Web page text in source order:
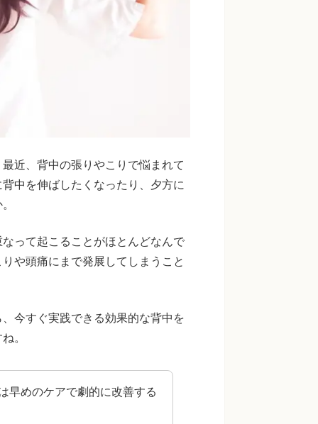
近、背中の張りやこりで悩まれて
中を伸ばしたくなったり、夕方に
って起こることがほとんどなんで
や頭痛にまで発展してしまうこと
今すぐ実践できる効果的な背中を
。
早めのケアで劇的に改善する